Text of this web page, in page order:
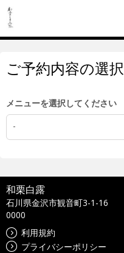
ご予約内容の選択
メニューを選択してください
-
和栗白露
石川県金沢市観音町3-1-16
0000
利用規約
プライバシーポリシー